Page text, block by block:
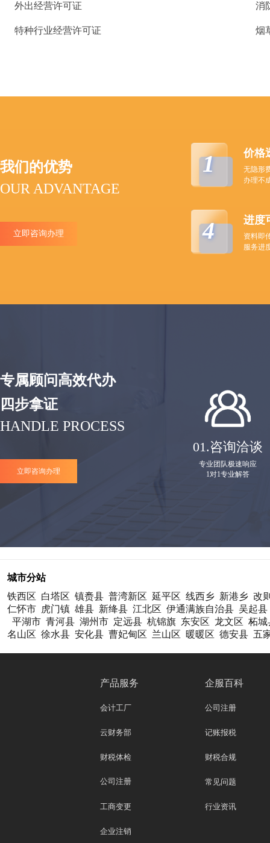
外出经营许可证 消
特种行业经营许可证 烟
我们的优势
OUR ADVANTAGE
立即咨询办理
1 价格
无隐形
办理不
4 进度
资料即
服务进
专属顾问高效代办
四步拿证
HANDLE PROCESS
立即咨询办理
01.咨询洽谈
专业团队极速响应
1对1专业解答
城市分站
铁西区 白塔区 镇赉县 普湾新区 延平区 线西乡 新港乡 改
仁怀市 虎门镇 雄县 新绛县 江北区 伊通满族自治县 吴起县
平湖市 青河县 湖州市 定远县 杭锦旗 东安区 龙文区 柘城
名山区 徐水县 安化县 曹妃甸区 兰山区 暖暖区 德安县 五
产品服务
会计工厂
云财务部
财税体检
公司注册
工商变更
企业注销
企服百科
公司注册
记账报税
财税合规
常见问题
行业资讯